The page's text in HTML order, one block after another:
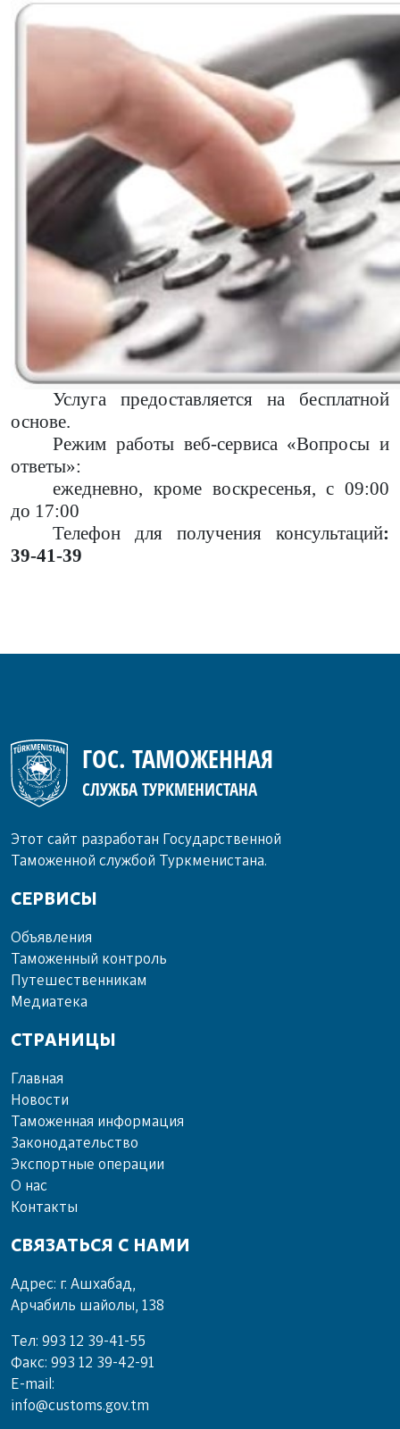
Услуга предоставляетсяна бесплатной
основе.
Режим работы веб-сервиса «Вопросы и
ответы»:
ежедневно, кроме воскресенья, с 09:00
до 17:00
Телефон для получения
консультаций:
39-41-39
ГОС. ТАМОЖЕННАЯ
СЛУЖБА ТУРКМЕНИСТАНА
Этот сайт разработан Государственной
Таможенной службой Туркменистана.
СЕРВИСЫ
Объ­яв­ле­ния
Та­мо­жен­ный кон­троль
Пу­те­шест­вен­ни­кам
Ме­диа­те­ка
СТРАНИЦЫ
Главная
Новости
Таможенная информация
Законодательство
Экспортные операции
О нас
Контакты
СВЯЗАТЬСЯ С НАМИ
Адрес: г. Ашхабад,
Арчабиль шайолы, 138
Тел: 993 12 39-41-55
Факс: 993 12 39-42-91
E-mail:
info@customs.gov.tm